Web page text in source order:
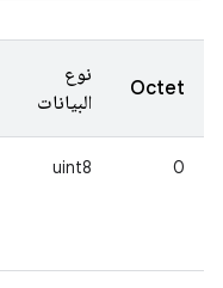
Octet
نوع
البيانات
0
uint8